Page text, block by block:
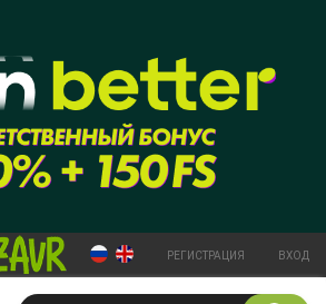
РЕГИСТРАЦИЯ ВХОД